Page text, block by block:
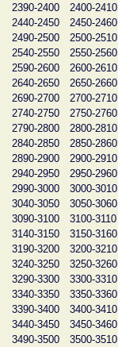
2390-2400
2400-2410
2440-2450
2450-2460
2490-2500
2500-2510
2540-2550
2550-2560
2590-2600
2600-2610
2640-2650
2650-2660
2690-2700
2700-2710
2740-2750
2750-2760
2790-2800
2800-2810
2840-2850
2850-2860
2890-2900
2900-2910
2940-2950
2950-2960
2990-3000
3000-3010
3040-3050
3050-3060
3090-3100
3100-3110
3140-3150
3150-3160
3190-3200
3200-3210
3240-3250
3250-3260
3290-3300
3300-3310
3340-3350
3350-3360
3390-3400
3400-3410
3440-3450
3450-3460
3490-3500
3500-3510